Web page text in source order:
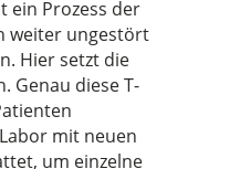
ein Prozess der
weiter ungestört
Hier setzt die
Genau diese T-
mit neuen
um einzelne